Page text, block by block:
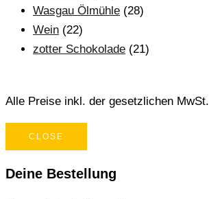
Wasgau Ölmühle (28)
Wein (22)
zotter Schokolade (21)
Alle Preise inkl. der gesetzlichen MwSt.
CLOSE
Deine Bestellung